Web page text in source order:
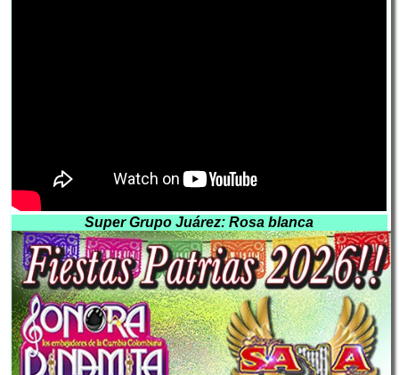
Super Grupo Juárez: Rosa blanca